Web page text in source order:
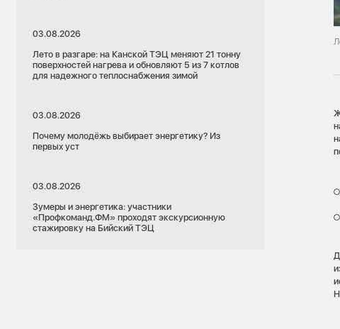
03.08.2026
Лето в разгаре: на Канской ТЭЦ меняют 21 тонну
поверхностей нагрева и обновляют 5 из 7 котлов
для надежного теплоснабжения зимой
03.08.2026
Почему молодёжь выбирает энергетику? Из
первых уст
03.08.2026
Зумеры и энергетика: участники
«Профкоманд.ФМ» проходят экскурсионную
стажировку на Бийский ТЭЦ